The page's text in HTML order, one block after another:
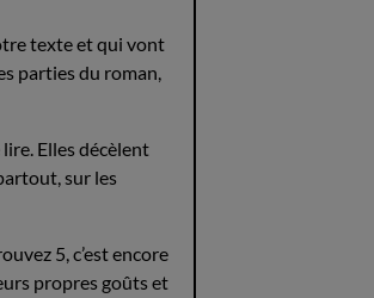
texte et qui vont
parties du roman,
Elles décèlent
sur les
5, c’est encore
propres goûts et